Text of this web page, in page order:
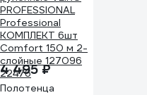
4 495 ₽
Полотенца